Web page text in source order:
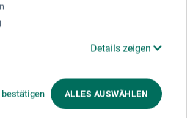
Details zeigen
ALLES AUSWÄHLEN
kontaktoplysninger for dette